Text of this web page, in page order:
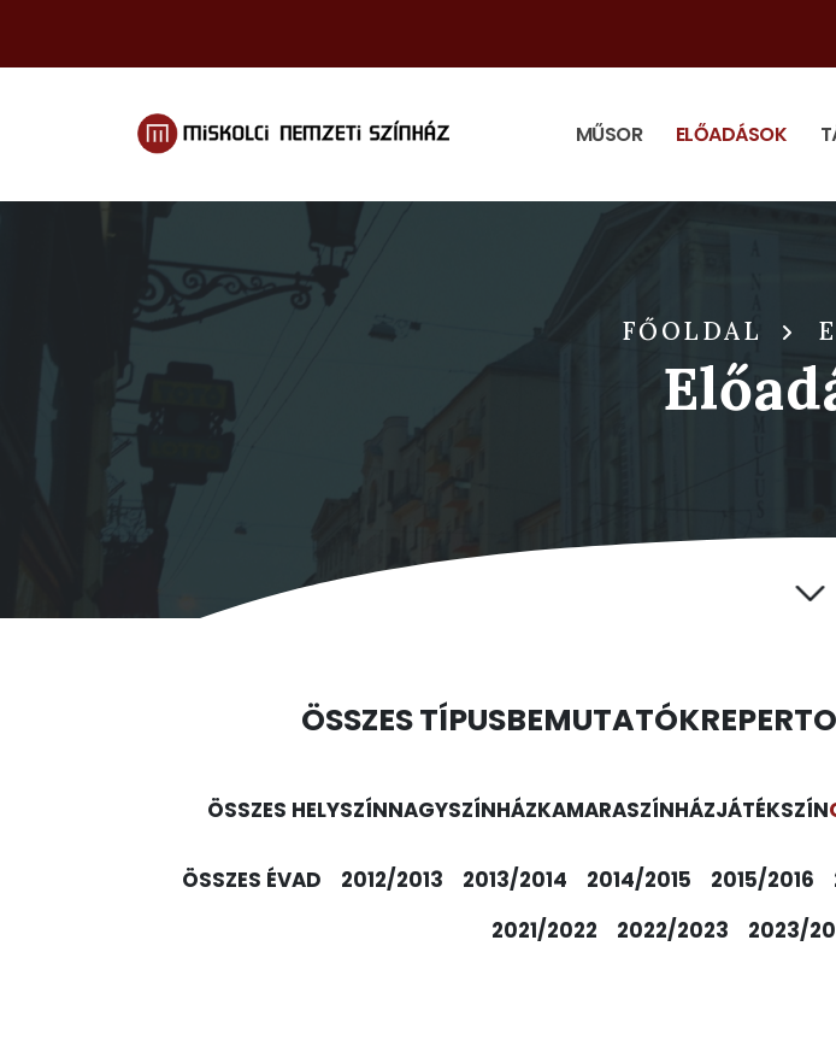
MŰSOR ELŐADÁSOK
FŐOLDAL
ÖSSZES TÍPUSBEMUTATÓK
ÖSSZES HELYSZÍNNAGYSZÍNHÁZKAMARASZÍNHÁZJÁTÉKSZÍN
ÖSSZES ÉVAD 2012/2013 2013/2014 2014/2015 2015/2016
2021/2022
2022/2023 2023/